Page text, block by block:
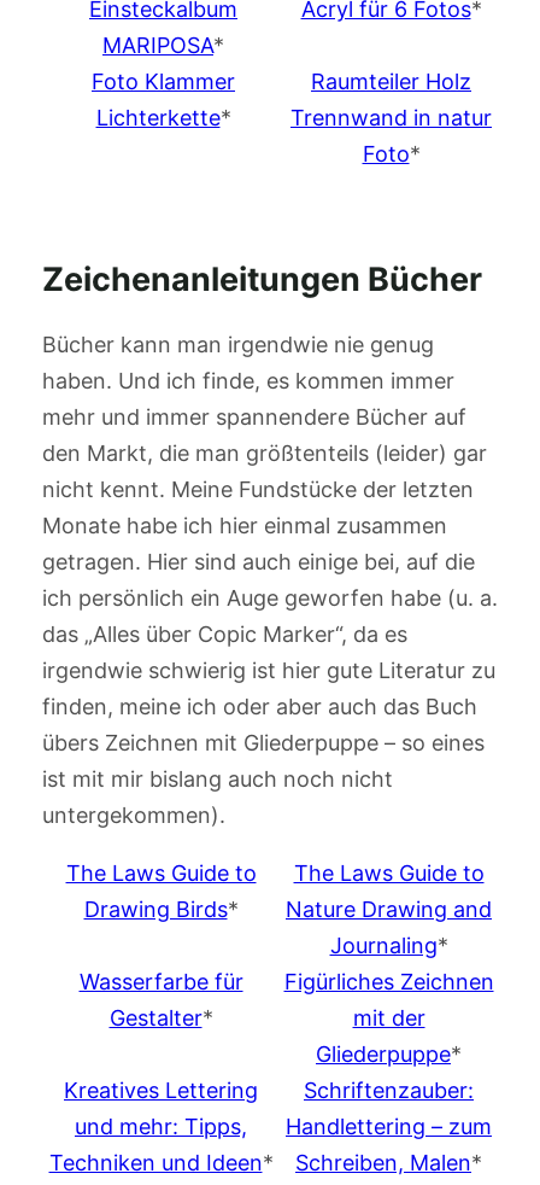
Einsteckalbum
MARIPOSA*
Acryl für 6 Fotos*
Foto Klammer
Lichterkette*
Raumteiler Holz
Trennwand in natur
Foto*
Zeichenanleitungen Bücher
Bücher kann man irgendwie nie genug
haben. Und ich finde, es kommen immer
mehr und immer spannendere Bücher auf
den Markt, die man größtenteils (leider) gar
nicht kennt. Meine Fundstücke der letzten
Monate habe ich hier einmal zusammen
getragen. Hier sind auch einige bei, auf die
ich persönlich ein Auge geworfen habe (u. a.
das „Alles über Copic Marker“, da es
irgendwie schwierig ist hier gute Literatur zu
finden, meine ich oder aber auch das Buch
übers Zeichnen mit Gliederpuppe – so eines
ist mit mir bislang auch noch nicht
untergekommen).
The Laws Guide to
Drawing Birds*
The Laws Guide to
Nature Drawing and
Journaling*
Wasserfarbe für
Gestalter*
Figürliches Zeichnen
mit der
Gliederpuppe*
Kreatives Lettering
und mehr: Tipps,
Techniken und Ideen*
Schriftenzauber:
Handlettering – zum
Schreiben, Malen*